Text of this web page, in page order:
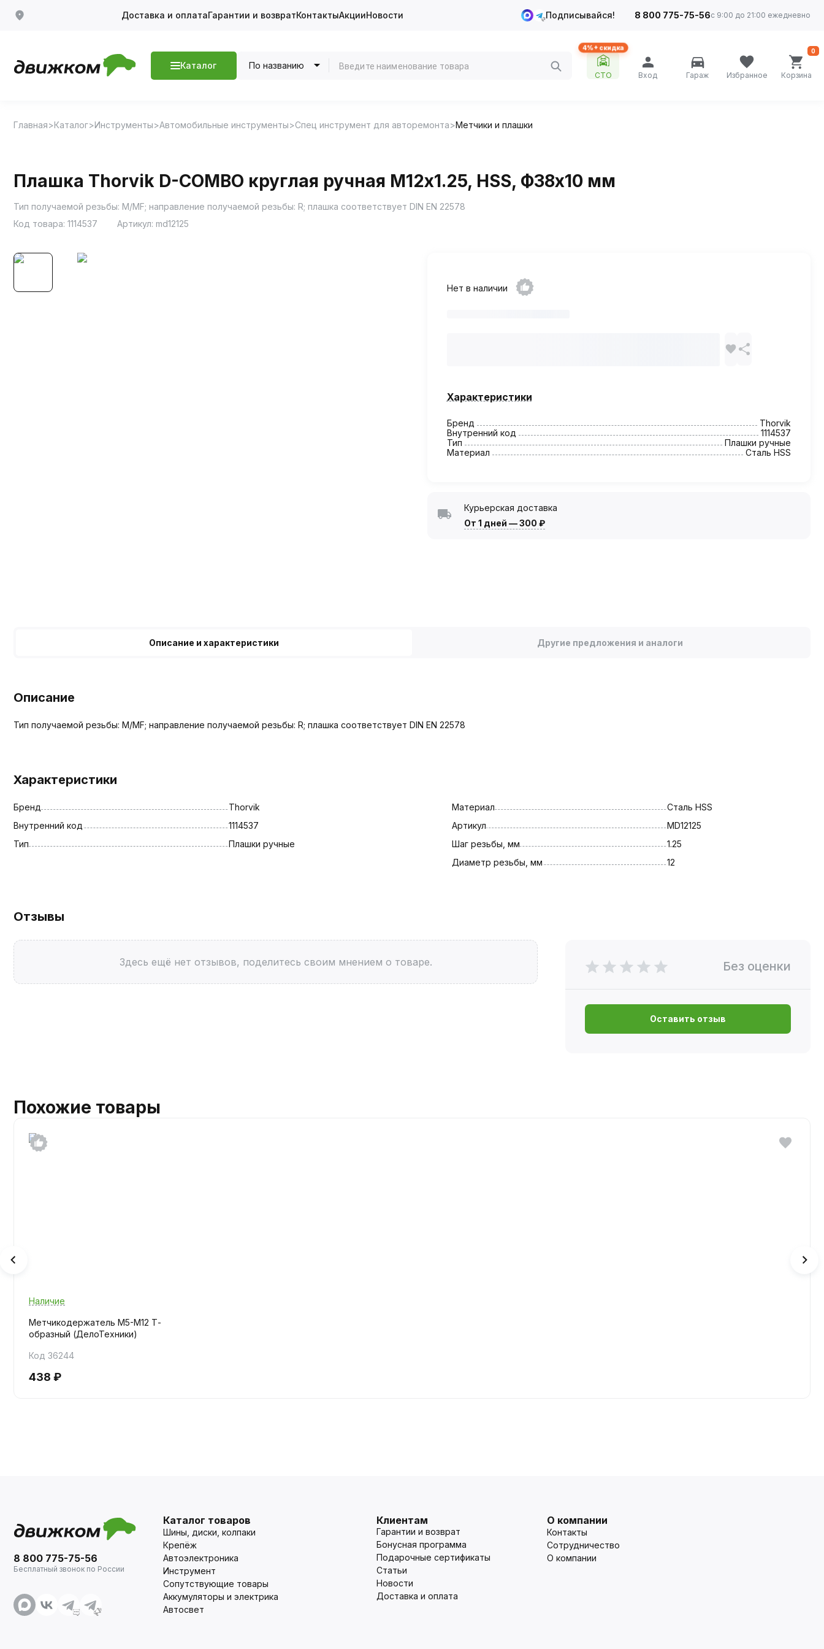
Доставка и оплатаГарантии и возвратКонтактыАкцииНовости Подписывайся! 8 800 775-75-56с 9:00 до 21:00 ежедневно
Каталог По названию
4%+ скидка
СТО Вход Гараж Избранное Корзина
0
Главная Каталог Инструменты Автомобильные инструменты Спец инструмент для авторемонта Метчики и плашки
Плашка Thorvik D-COMBO круглая ручная М12х1.25, HSS, Ф38х10 мм
Тип получаемой резьбы: M/MF; направление получаемой резьбы: R; плашка соответствует DIN EN 22578
Код товара: 1114537 Артикул: md12125
Нет в наличии
Характеристики
Бренд
Thorvik
Внутренний код
1114537
Тип
Плашки ручные
Материал
Сталь HSS
Курьерская доставка
От 1 дней —300 ₽
Описание и характеристики Другие предложения и аналоги
Описание
Тип получаемой резьбы: M/MF; направление получаемой резьбы: R; плашка соответствует DIN EN 22578
Характеристики
Бренд
Thorvik
Внутренний код
1114537
Тип
Плашки ручные
Материал
Сталь HSS
Артикул
MD12125
Шаг резьбы, мм
1.25
Диаметр резьбы, мм
12
Отзывы
Здесь ещё нет отзывов, поделитесь своим мнением о товаре. Без оценки
Оставить отзыв
Похожие товары
Наличие
Метчикодержатель М5-М12 Т-
образный (ДелоТехники)
Код 36244
438 ₽
8 800 775-75-56
Бесплатный звонок по России
Каталог товаров
Шины, диски, колпаки
Крепёж
Автоэлектроника
Инструмент
Сопутствующие товары
Аккумуляторы и электрика
Автосвет
Клиентам
Гарантии и возврат
Бонусная программа
Подарочные сертификаты
Статьи
Новости
Доставка и оплата
О компании
Контакты
Сотрудничество
О компании